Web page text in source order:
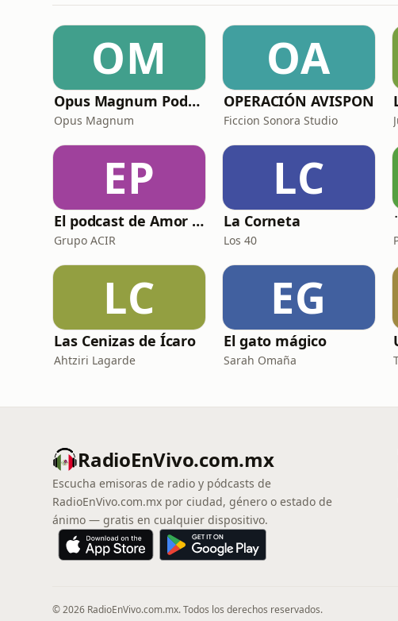
OM
Opus Magnum Podcast
Opus Magnum
OA
OPERACIÓN AVISPON
Ficcion Sonora Studio
EP
El podcast de Amor FM
Grupo ACIR
LC
La Corneta
Los 40
LC
Las Cenizas de Ícaro
Ahtziri Lagarde
EG
El gato mágico
Sarah Omaña
RadioEnVivo.com.mx
Escucha emisoras de radio y pódcasts de
RadioEnVivo.com.mx por ciudad, género o estado de
ánimo — gratis en cualquier dispositivo.
© 2026 RadioEnVivo.com.mx. Todos los derechos reservados.